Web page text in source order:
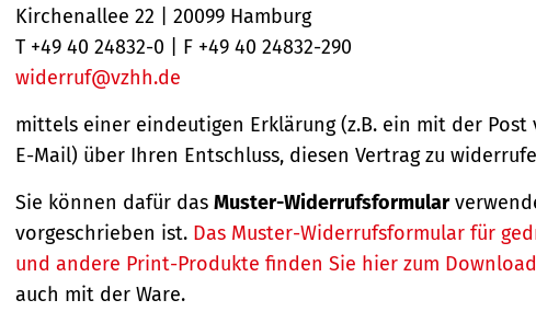
Kirchenallee 22 | 20099 Hamburg
T +49 40 24832-0 | F +49 40 24832-290
widerruf@vzhh.de
mittels einer eindeutigen Erklärung (z.B. ein mit der
E-Mail) über Ihren Entschluss, diesen Vertrag zu
Sie können dafür das Muster-Widerrufsformular
vorgeschrieben ist. Das Muster-Widerrufsformular für
und andere Print-Produkte finden Sie hier zum
auch mit der Ware.